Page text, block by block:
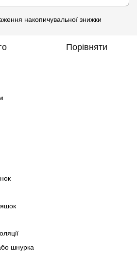
накопичувальної знижки
Порівняти
шнурка